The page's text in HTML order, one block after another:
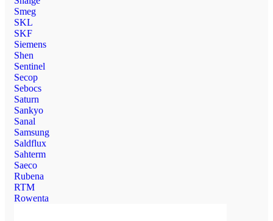
Smeg
SKL
SKF
Siemens
Shen
Sentinel
Secop
Sebocs
Saturn
Sankyo
Sanal
Samsung
Saldflux
Sahterm
Saeco
Rubena
RTM
Rowenta